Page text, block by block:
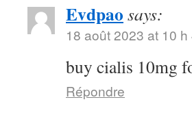
Evdpao says:
18 août 2023 at 10 h
buy cialis 10mg
Répondre